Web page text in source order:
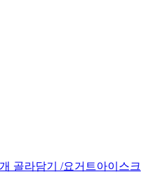
골라담기 /요거트아이스크